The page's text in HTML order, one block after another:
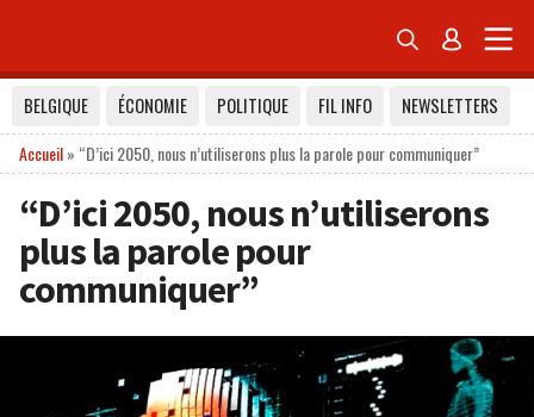
 
BELGIQUE ÉCONOMIE POLITIQUE FIL INFO
NEWSLETTERS
Accueil» “D’ici 2050, nous n’utiliserons plus la parole pour communiquer”
“D’ici 2050, nous n’utiliserons
plus la parole pour
communiquer”